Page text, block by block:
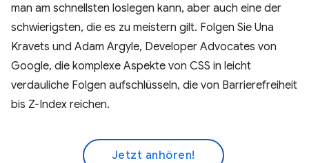
man am schnellsten loslegen kann, aber auch eine der
schwierigsten, die es zu meistern gilt. Folgen Sie Una
Kravets und Adam Argyle, Developer Advocates von
Google, die komplexe Aspekte von CSS in leicht
verdauliche Folgen aufschlüsseln, die von Barrierefreiheit
bis Z-Index reichen.
Jetzt anhören!